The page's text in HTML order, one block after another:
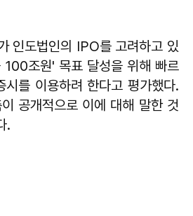
인도법인의 IPO를 고려하고 있
조원' 목표 달성을 위해 빠르
를 이용하려 한다고 평가했다.
공개적으로 이에 대해 말한 것
.